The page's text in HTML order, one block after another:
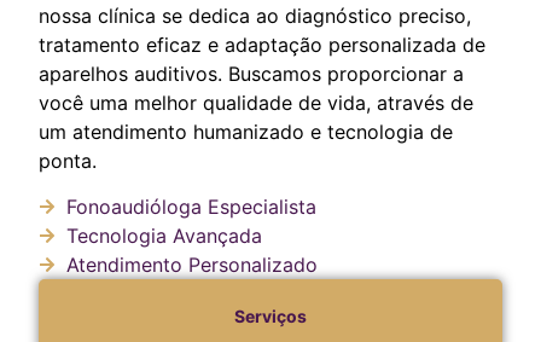
nossa clínica se dedica ao diagnóstico preciso,
tratamento eficaz e adaptação personalizada de
aparelhos auditivos. Buscamos proporcionar a
você uma melhor qualidade de vida, através de
um atendimento humanizado e tecnologia de
ponta.
Fonoaudióloga Especialista
Tecnologia Avançada
Atendimento Personalizado
Serviços